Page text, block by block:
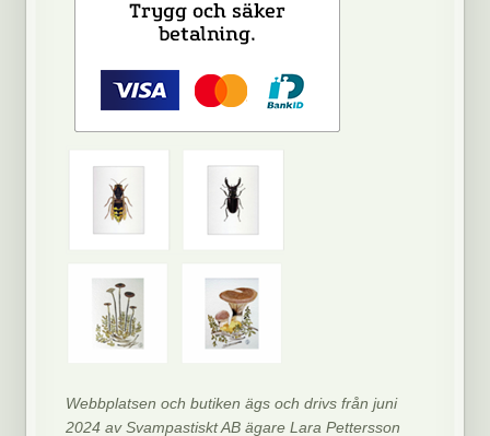
Webbplatsen och butiken ägs och drivs från juni
2024 av Svampastiskt AB ägare Lara Pettersson